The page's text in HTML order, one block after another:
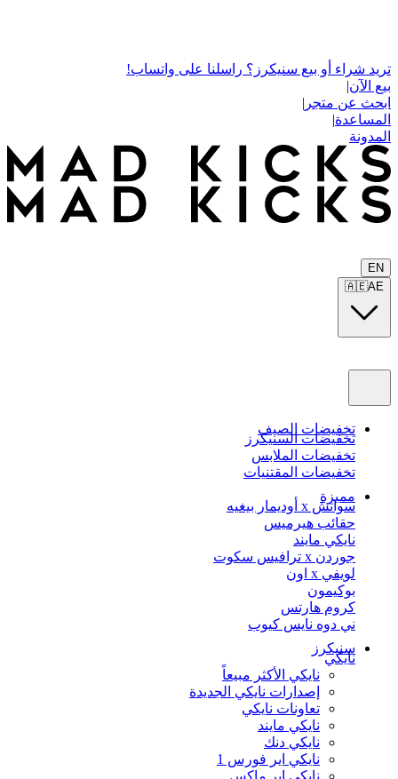
تريد شراء أو بيع سنيكرز؟ راسلنا على واتساب!
بيع الآن|
ابحث عن متجر |
المساعدة|
المدونة
EN
🇦🇪AE
تخفيضات الصيف
تخفيضات السنيكرز
تخفيضات الملابس
تخفيضات المقتنيات
مميزة
سواتش x أوديمار بيغيه
حقائب هيرميس
نايكي مايند
جوردن x ترافيس سكوت
لويفي x اون
بوكيمون
كروم هارتس
ني دوه نايس كيوب
سنيكرز
نايكي
نايكي الأكثر مبيعاً
إصدارات نايكي الجديدة
تعاونات نايكي
نايكي مايند
نايكي دنك
نايكي اير فورس 1
نايكي اير ماكس